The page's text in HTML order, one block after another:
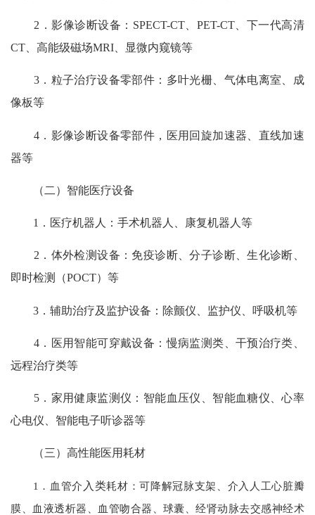
2．影像诊断设备：SPECT-CT、PET-CT、下一代高清
CT、高能级磁场MRI、显微内窥镜等
3．粒子治疗设备零部件：多叶光栅、气体电离室、成
像板等
4．影像诊断设备零部件，医用回旋加速器、直线加速
器等
（二）智能医疗设备
1．医疗机器人：手术机器人、康复机器人等
2．体外检测设备：免疫诊断、分子诊断、生化诊断、
即时检测（POCT）等
3．辅助治疗及监护设备：除颤仪、监护仪、呼吸机等
4．医用智能可穿戴设备：慢病监测类、干预治疗类、
远程治疗类等
5．家用健康监测仪：智能血压仪、智能血糖仪、心率
心电仪、智能电子听诊器等
（三）高性能医用耗材
1．血管介 入类耗材：可降解冠脉支架、介入人工心脏瓣
膜、血液透析器、血管吻合器、球囊、经肾动脉去交感神经术